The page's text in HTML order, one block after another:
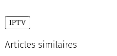
IPTV
Articles similaires